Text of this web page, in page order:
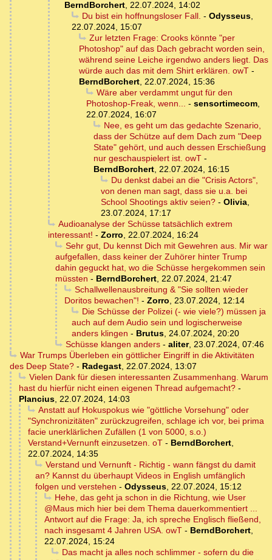
BerndBorchert, 22.07.2024, 14:02
Du bist ein hoffnungsloser Fall. - Odysseus,
22.07.2024, 15:07
Zur letzten Frage: Crooks könnte "per
Photoshop" auf das Dach gebracht worden sein,
während seine Leiche irgendwo anders liegt. Das
würde auch das mit dem Shirt erklären. owT -
BerndBorchert, 22.07.2024, 15:36
Wäre aber verdammt ungut für den
Photoshop-Freak, wenn... - sensortimecom,
22.07.2024, 16:07
Nee, es geht um das gedachte Szenario,
dass der Schütze auf dem Dach zum "Deep
State" gehört, und auch dessen Erschießung
nur geschauspielert ist. owT -
BerndBorchert, 22.07.2024, 16:15
Du denkst dabei an die "Crisis Actors",
von denen man sagt, dass sie u.a. bei
School Shootings aktiv seien? - Olivia,
23.07.2024, 17:17
Audioanalyse der Schüsse tatsächlich extrem
interessant! - Zorro, 22.07.2024, 16:24
Sehr gut, Du kennst Dich mit Gewehren aus. Mir war
aufgefallen, dass keiner der Zuhörer hinter Trump
dahin geguckt hat, wo die Schüsse hergekommen sein
müssten - BerndBorchert, 22.07.2024, 21:47
Schallwellenausbreitung & "Sie sollten wieder
Doritos bewachen"! - Zorro, 23.07.2024, 12:14
Die Schüsse der Polizei (- wie viele?) müssen ja
auch auf dem Audio sein und logischerweise
anders klingen - Brutus, 24.07.2024, 20:20
Schüsse klangen anders- aliter, 23.07.2024, 07:46
War Trumps Überleben ein göttlicher Eingriff in die Aktivitäten
des Deep State? - Radegast, 22.07.2024, 13:07
Vielen Dank für diesen interessanten Zusammenhang. Warum
hast du hierfür nicht einen eigenen Thread aufgemacht? -
Plancius, 22.07.2024, 14:03
Anstatt auf Hokuspokus wie "göttliche Vorsehung" oder
"Synchronizitäten" zurückzugreifen, schlage ich vor, bei prima
facie unerklärlichen Zufällen (1 von 5000, s.o.)
Verstand+Vernunft einzusetzen. oT - BerndBorchert,
22.07.2024, 14:35
Verstand und Vernunft - Richtig - wann fängst du damit
an? Kannst du überhaupt Videos in English umfänglich
folgen und verstehen - Odysseus, 22.07.2024, 15:12
Hehe, das geht ja schon in die Richtung, wie User
@Maus mich hier bei dem Thema dauerkommentiert ...
Antwort auf die Frage: Ja, ich spreche Englisch fließend,
nach insgesamt 4 Jahren USA. owT - BerndBorchert,
22.07.2024, 15:24
Das macht ja alles noch schlimmer - sofern du die